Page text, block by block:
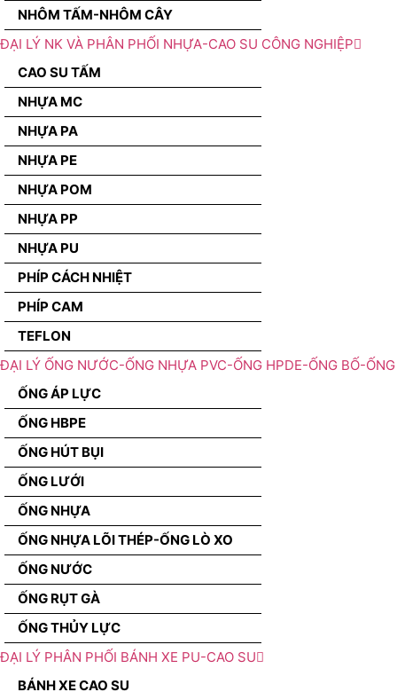
NHÔM TẤM-NHÔM CÂY
ĐẠI LÝ NK VÀ PHÂN PHỐI NHỰA-CAO SU CÔNG NGHIỆP
CAO SU TẤM
NHỰA MC
NHỰA PA
NHỰA PE
NHỰA POM
NHỰA PP
NHỰA PU
PHÍP CÁCH NHIỆT
PHÍP CAM
TEFLON
ĐẠI LÝ ỐNG NƯỚC-ỐNG NHỰA PVC-ỐNG HPDE-ỐNG BỐ-
ỐNG ÁP LỰC
ỐNG HBPE
ỐNG HÚT BỤI
ỐNG LƯỚI
ỐNG NHỰA
ỐNG NHỰA LÕI THÉP-ỐNG LÒ XO
ỐNG NƯỚC
ỐNG RỤT GÀ
ỐNG THỦY LỰC
ĐẠI LÝ PHÂN PHỐI BÁNH XE PU-CAO SU
BÁNH XE CAO SU